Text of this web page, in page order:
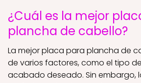
¿Cuál es la mejor
plancha de cabello?
La mejor placa para plancha de
de varios factores, como el tipo
acabado deseado. Sin embargo,